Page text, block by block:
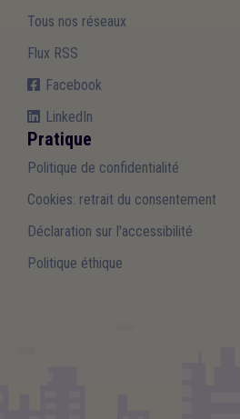
Tous nos réseaux
Flux RSS
Facebook
LinkedIn
Pratique
Politique de confidentialité
Cookies: retrait du consentement
Déclaration sur l'accessibilité
Politique éthique